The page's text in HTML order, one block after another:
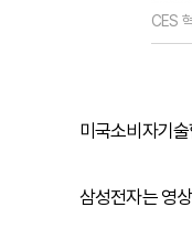
CES
미국소비자기
삼성전자는 영